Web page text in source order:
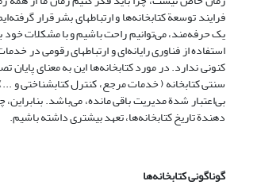
فرایند توسعة کتابخانه‌ها و ارتباطهای بشر قرار
یک حرفه‌مند، می‌توانیم راحت باشیم و با مشکلات
استفاده از فناوری رایانه‌ای و ارتباطهای رقومی در
کنونی ندارد. در مورد کتابخانه‌ها این به معنای
سنتی کتابخانه ( خدمات مرجع، کنترل کتابشناختی و
بی‌اعتبار شدة مدیریت باقی مانده، می‌باشد.
دهندة تاریخ کتابخانه‌ها، تعهد بیشتری داشته باشیم.
گوناگونی کتابخانه‌ها